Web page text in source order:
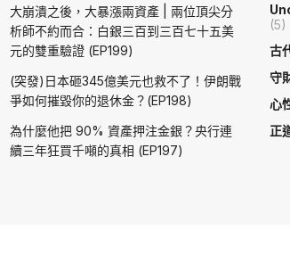
大崩潰之後，大暴漲兩資產 | 兩位頂尖分
析師不約而合：白銀三百到三百七十五美
元的雙重驗證 (EP199)
(突發)日本砸345億美元也救不了！伊朗戰
爭如何摧毀你的退休金？(EP198)
為什麼他把 90% 資產押注金銀？央行連
續三年狂買千噸的真相 (EP197)
(5)
古
守
心
正